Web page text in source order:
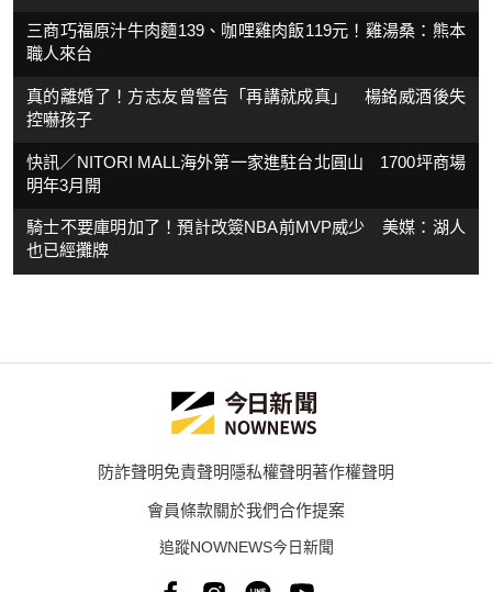
三商巧福原汁牛肉麵139、咖哩雞肉飯119元！雞湯桑：熊本
職人來台
真的離婚了！方志友曾警告「再講就成真」 楊銘威酒後失
控嚇孩子
快訊／NITORI MALL海外第一家進駐台北圓山 1700坪商場
明年3月開
騎士不要庫明加了！預計改簽NBA前MVP威少 美媒：湖人
也已經攤牌
防詐聲明免責聲明隱私權聲明著作權聲明
會員條款關於我們合作提案
追蹤NOWNEWS今日新聞